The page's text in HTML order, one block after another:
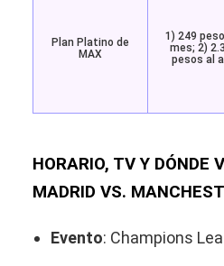
Plan Platino de
MAX
1) 249
mes; 2)
pesos al
HORARIO, TV Y DÓNDE
MADRID VS.
Evento: Champions